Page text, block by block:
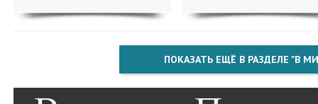
ПОКАЗАТЬ ЕЩЁ В РАЗДЕЛЕ "В